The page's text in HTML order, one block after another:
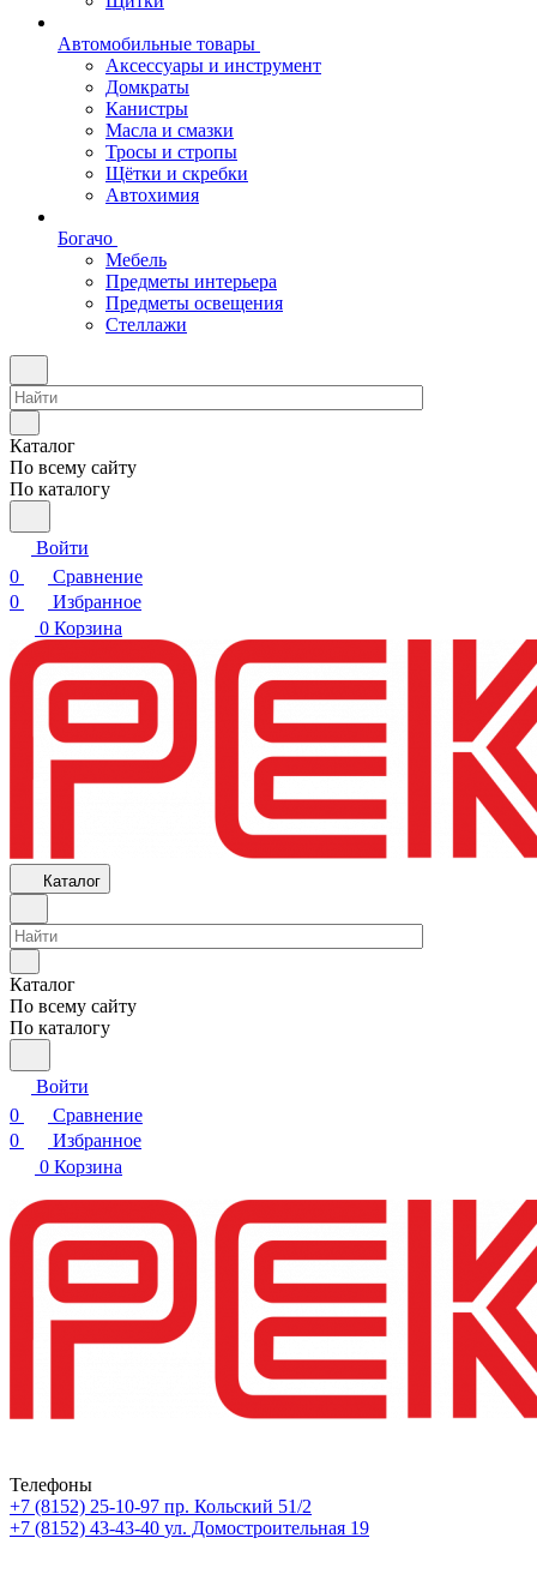
Автомобильные товары
Аксессуары и инструмент
Домкраты
Канистры
Масла и смазки
Тросы и стропы
Щётки и скребки
Автохимия
Богачо
Мебель
Предметы интерьера
Предметы освещения
Стеллажи
Каталог
По всему сайту
По каталогу
Войти
0
Сравнение
0
Избранное
0 Корзина
Каталог
Каталог
По всему сайту
По каталогу
Войти
0
Сравнение
0
Избранное
0 Корзина
Телефоны
+7 (8152) 25-10-97 пр. Кольский 51/2
+7 (8152) 43-43-40 ул. Домостроительная 19